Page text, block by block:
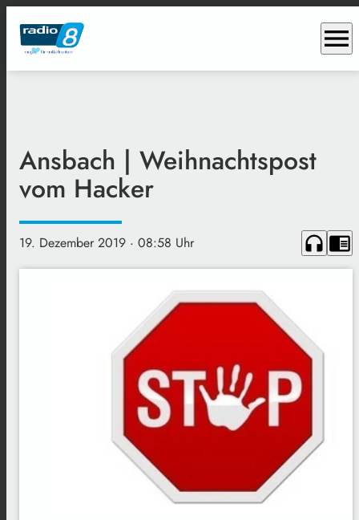
menu
Ansbach | Weihnachtspost
vom Hacker
19. Dezember 2019 · 08:58 Uhr headphones chrome_reader_mode